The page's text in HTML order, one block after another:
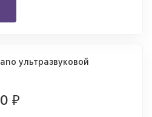
ультразвуковой
₽